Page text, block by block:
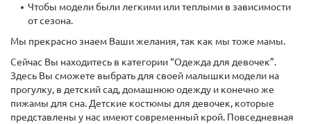
Чтобы модели были легкими или теплыми в зависимости
от сезона.
Мы прекрасно знаем Ваши желания, так как мы тоже мамы.
Сейчас Вы находитесь в категории “Одежда для девочек”.
Здесь Вы сможете выбрать для своей малышки модели на
прогулку, в детский сад, домашнюю одежду и конечно же
пижамы для сна. Детские костюмы для девочек, которые
представлены у нас имеют современный крой. Повседневная